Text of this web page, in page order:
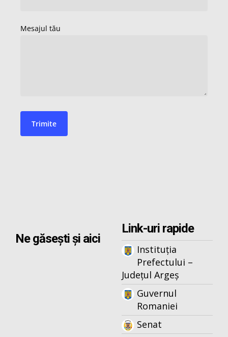
Ne găsești și aici
Link-uri rapide
Instituția
Prefectului –
Județul Argeș
Guvernul
Romaniei
Senat